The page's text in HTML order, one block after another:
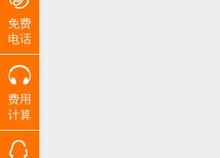
免费
电话
费用
计算